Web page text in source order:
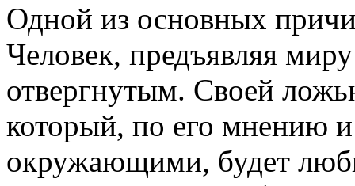
Одной из основных
Человек, предъявляя
отвергнутым. Своей
который, по его мнению и
окружающими, будет